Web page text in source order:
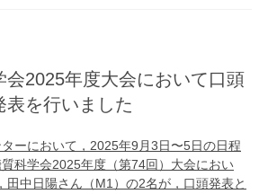
会2025年度大会において口頭
表を行いました
ーにおいて，2025年9月3日〜5日の日程
科学会2025年度（第74回）大会におい
田中日陽さん（M1）の2名が，口頭発表と